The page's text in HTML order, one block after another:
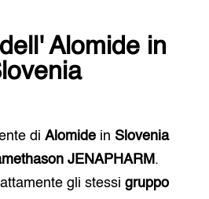
Alomide in
di Alomide in Slovenia
JENAPHARM .
gli stessi gruppo